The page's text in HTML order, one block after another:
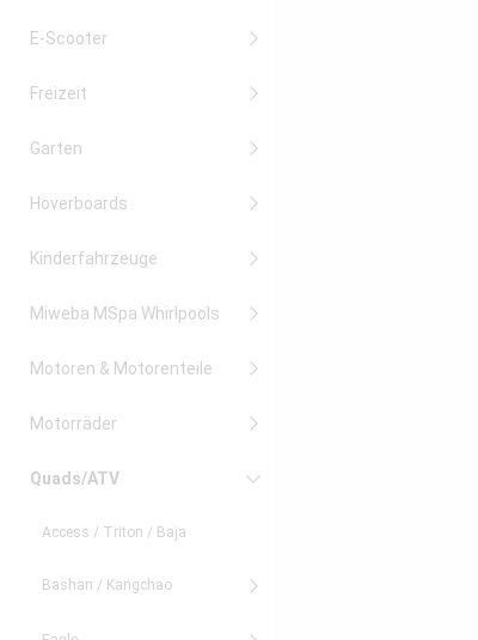
E-Scooter
Freizeit
Garten
Hoverboards
Kinderfahrzeuge
Miweba MSpa Whirlpools
Motoren & Motorenteile
Motorräder
Quads/ATV
Access / Triton / Baja
Bashan / Kangchao